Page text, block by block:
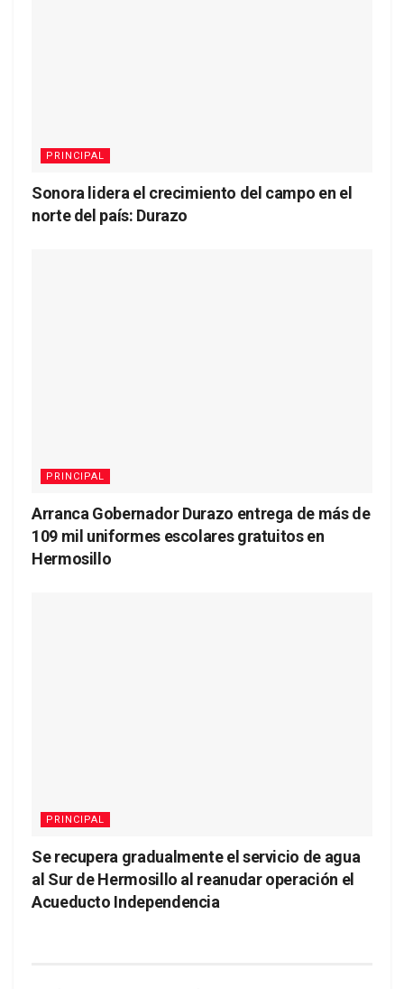
PRINCIPAL
Sonora lidera el crecimiento del campo en el
norte del país: Durazo
PRINCIPAL
Arranca Gobernador Durazo entrega de más de
109 mil uniformes escolares gratuitos en
Hermosillo
PRINCIPAL
Se recupera gradualmente el servicio de agua
al Sur de Hermosillo al reanudar operación el
Acueducto Independencia